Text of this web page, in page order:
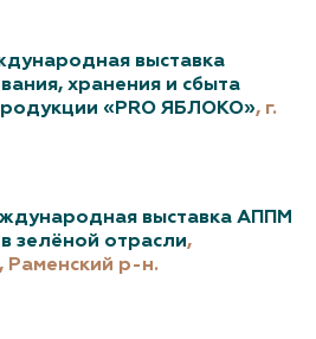
выставка
хранения и сбыта
«PRO ЯБЛОКО», г.
выставка АППМ
зелёной отрасли,
Раменский р-н.